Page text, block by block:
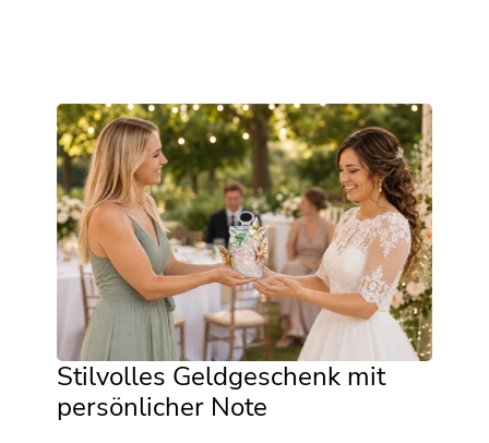
Stilvolles Geldgeschenk mit
persönlicher Note